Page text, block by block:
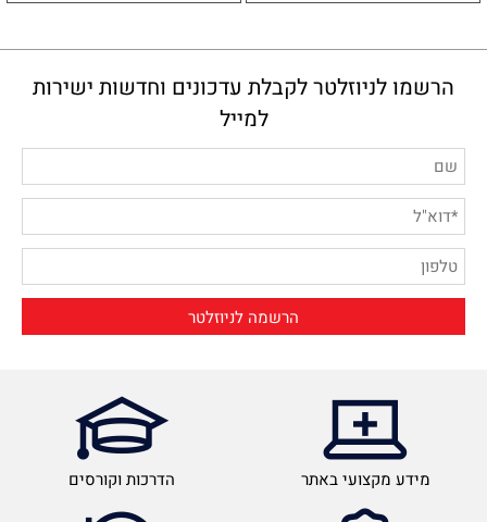
הרשמו לניוזלטר לקבלת עדכונים וחדשות ישירות
למייל
מידע מקצועי באתר הדרכות וקורסים